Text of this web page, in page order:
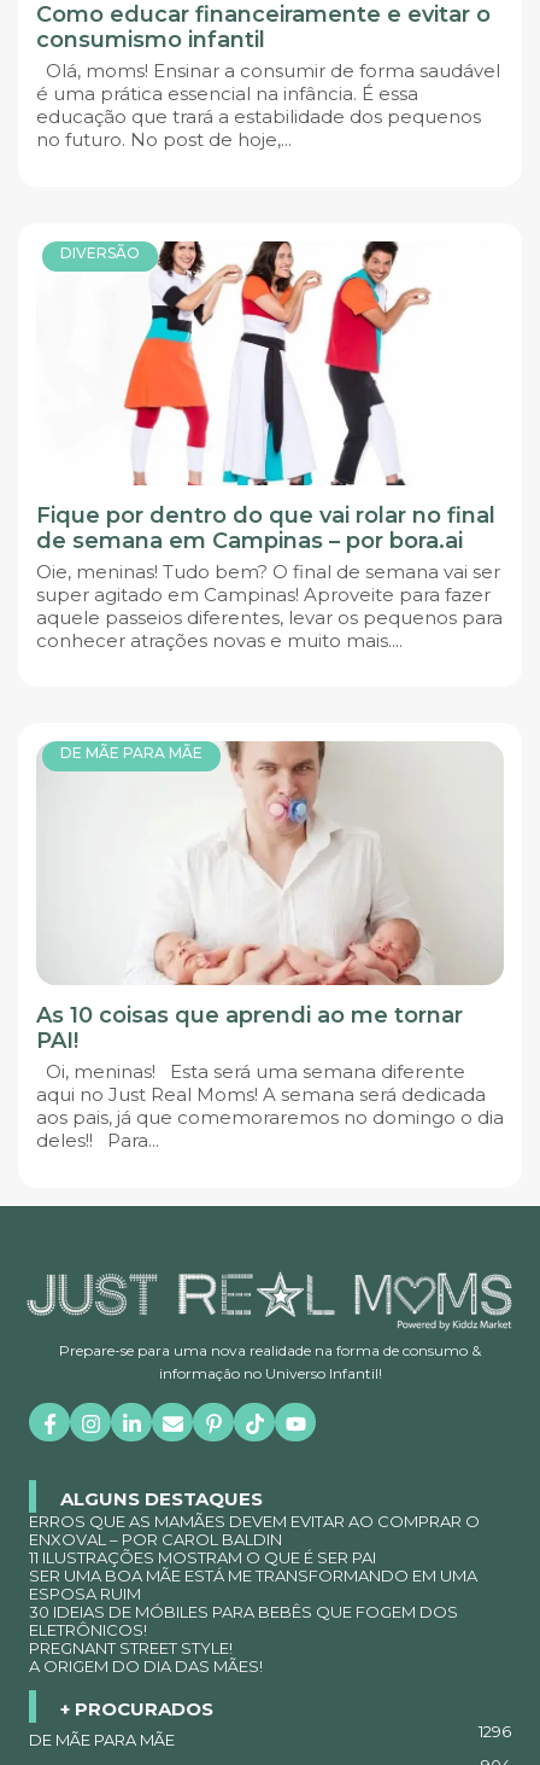
Como educar financeiramente e evitar o
consumismo infantil
Olá, moms! Ensinar a consumir de forma saudável
é uma prática essencial na infância. É essa
educação que trará a estabilidade dos pequenos
no futuro. No post de hoje,...
DIVERSÃO
Fique por dentro do que vai rolar no final
de semana em Campinas – por bora.ai
Oie, meninas! Tudo bem? O final de semana vai ser
super agitado em Campinas! Aproveite para fazer
aquele passeios diferentes, levar os pequenos para
conhecer atrações novas e muito mais....
DE MÃE PARA MÃE
As 10 coisas que aprendi ao me tornar
PAI!
Oi, meninas! Esta será uma semana diferente
aqui no Just Real Moms! A semana será dedicada
aos pais, já que comemoraremos no domingo o dia
deles!! Para...
Prepare-se para uma nova realidade na forma de consumo &
informação no Universo Infantil!
ALGUNS DESTAQUES
ERROS QUE AS MAMÃES DEVEM EVITAR AO COMPRAR O
ENXOVAL – POR CAROL BALDIN
11 ILUSTRAÇÕES MOSTRAM O QUE É SER PAI
SER UMA BOA MÃE ESTÁ ME TRANSFORMANDO EM UMA
ESPOSA RUIM
30 IDEIAS DE MÓBILES PARA BEBÊS QUE FOGEM DOS
ELETRÔNICOS!
PREGNANT STREET STYLE!
A ORIGEM DO DIA DAS MÃES!
+ PROCURADOS
DE MÃE PARA MÃE 1296